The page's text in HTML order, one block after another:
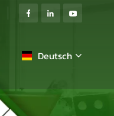
Deutsch